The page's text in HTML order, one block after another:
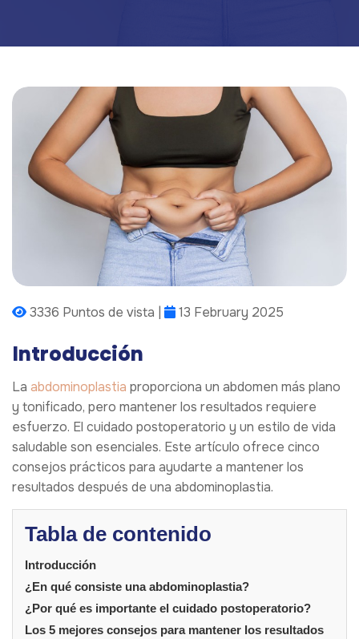
3336 Puntos de vista | 13 February 2025
Introducción
La abdominoplastia proporciona un abdomen más plano
y tonificado, pero mantener los resultados requiere
esfuerzo. El cuidado postoperatorio y un estilo de vida
saludable son esenciales. Este artículo ofrece cinco
consejos prácticos para ayudarte a mantener los
resultados después de una abdominoplastia.
Tabla de contenido
Introducción
¿En qué consiste una abdominoplastia?
¿Por qué es importante el cuidado postoperatorio?
Los 5 mejores consejos para mantener los resultados